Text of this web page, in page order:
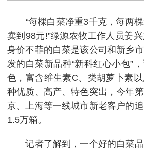
“每棵白菜净重3千克，每两棵
卖到98元!”绿源农牧工作人员姜
身价不菲的白菜是该公司和新乡
发的白菜新品种“新科红心小包”
色，富含维生素C、类胡萝卜素
种优质、高产、特色突出，今年
京、上海等一线城市新老客户的
1.5万箱。
记者了解到，一个好的白菜品